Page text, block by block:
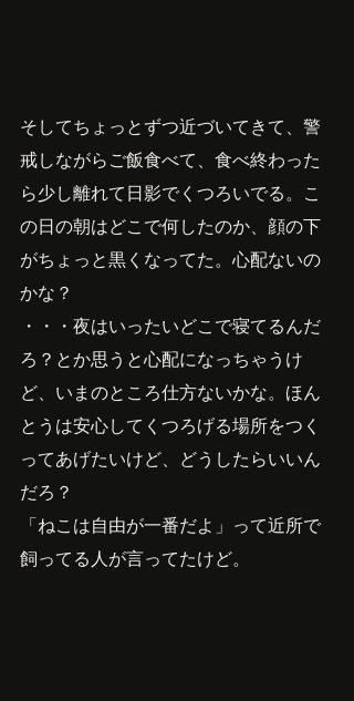
そしてちょっとずつ近づいてきて、警
戒しながらご飯食べて、食べ終わった
ら少し離れて日影でくつろいでる。こ
の日の朝はどこで何したのか、顔の下
がちょっと黒くなってた。心配ないの
かな？
・・・夜はいったいどこで寝てるんだ
ろ？とか思うと心配になっちゃうけ
ど、いまのところ仕方ないかな。ほん
とうは安心してくつろげる場所をつく
ってあげたいけど、どうしたらいいん
だろ？
「ねこは自由が一番だよ」って近所で
飼ってる人が言ってたけど。